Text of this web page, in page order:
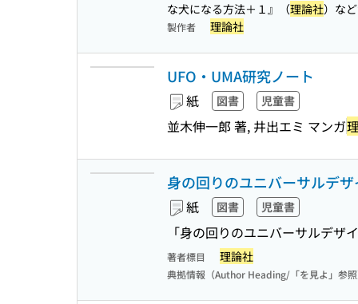
な犬になる方法＋１』（理論社）な
製作者 理論社
UFO・UMA研究ノート
紙 図書 児童書
並木伸一郎 著, 井出エミ マンガ
身の回りのユニバーサルデザ
紙 図書 児童書
「身の回りのユニバーサルデザ
著者標目 理論社
典拠情報（Author Heading/「を見よ」参